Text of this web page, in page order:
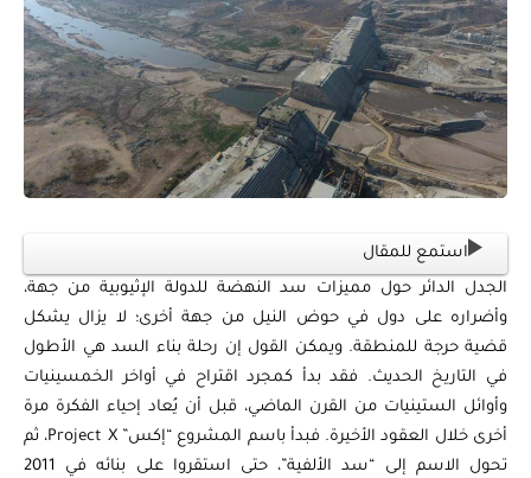
استمع للمقال
الجدل الدائر حول مميزات سد النهضة للدولة الإثيوبية من جهة،
وأضراره على دول في حوض النيل من جهة أخرى؛ لا يزال يشكل
قضية حرجة للمنطقة. ويمكن القول إن رحلة بناء السد هي الأطول
في التاريخ الحديث. فقد بدأ كمجرد اقتراح في أواخر الخمسينيات
وأوائل الستينيات من القرن الماضي، قبل أن يُعاد إحياء الفكرة مرة
أخرى خلال العقود الأخيرة. فبدأ باسم المشروع “إكس” Project X، ثم
تحول الاسم إلى “سد الألفية”، حتى استقروا على بنائه في 2011